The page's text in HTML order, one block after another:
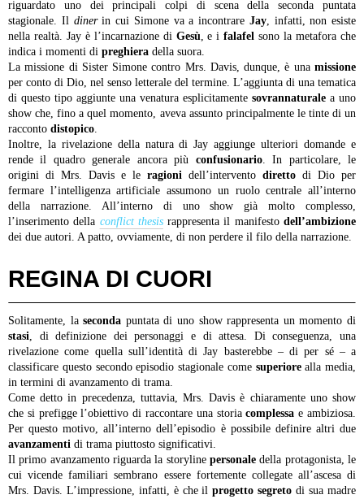
riguardato uno dei principali colpi di scena della seconda puntata
stagionale. Il dinerin cui Simone va a incontrare Jay, infatti, non esiste
nella realtà. Jay è l’incarnazione di Gesù, e ifalafel sono la metafora che
indica i momenti di preghiera della suora.
La missione di Sister Simone contro Mrs. Davis, dunque, è una missione
per conto di Dio, nel senso letterale del termine. L’aggiunta di una tematica
di questo tipo aggiunte una venatura esplicitamente sovrannaturale a uno
show che, fino a quel momento, aveva assunto principalmente le tinte di un
racconto distopico.
Inoltre, la rivelazione della natura di Jay aggiunge ulteriori domande e
rende il quadro generale ancora più confusionario. In particolare, le
origini di Mrs. Davis e le ragioni dell’intervento diretto di Dio per
fermare l’intelligenza artificiale assumono un ruolo centrale all’interno
della narrazione. All’interno di uno show già molto complesso,
l’inserimento della conflict thesisrappresenta il manifestodell’ambizione
dei due autori. A patto, ovviamente, di non perdere il filo della narrazione.
REGINA DI CUORI
Solitamente, laseconda puntata di uno show rappresenta un momento di
stasi, di definizione dei personaggi e di attesa. Di conseguenza, una
rivelazione come quella sull’identità di Jay basterebbe – di per sé – a
classificare questo secondo episodio stagionale come superiorealla media,
in termini di avanzamento di trama.
Come detto in precedenza, tuttavia, Mrs. Davis è chiaramente uno show
che si prefigge l’obiettivo di raccontare una storiacomplessa e ambiziosa.
Per questo motivo, all’interno dell’episodio è possibile definire altri due
avanzamenti di trama piuttosto significativi.
Il primo avanzamento riguarda la storyline personale della protagonista, le
cui vicende familiari sembrano essere fortemente collegate all’ascesa di
Mrs. Davis. L’impressione, infatti, è che ilprogetto segreto di sua madre